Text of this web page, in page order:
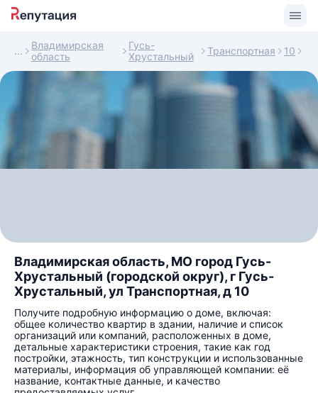
Владимирская
область
Гусь-
Хрустальный
Транспортная 10
Владимирская область, МО город Гусь-
Хрустальный (городской округ), г Гусь-
Хрустальный, ул Транспортная, д 10
Получите подробную информацию о доме, включая:
общее количество квартир в здании, наличие и список
организаций или компаний, расположенных в доме,
детальные характеристики строения, такие как год
постройки, этажность, тип конструкции и использованные
материалы, информация об управляющей компании: её
название, контактные данные, и качество